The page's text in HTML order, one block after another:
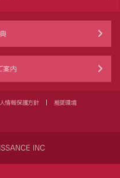
案内
情報保護方針 推奨環境
INC